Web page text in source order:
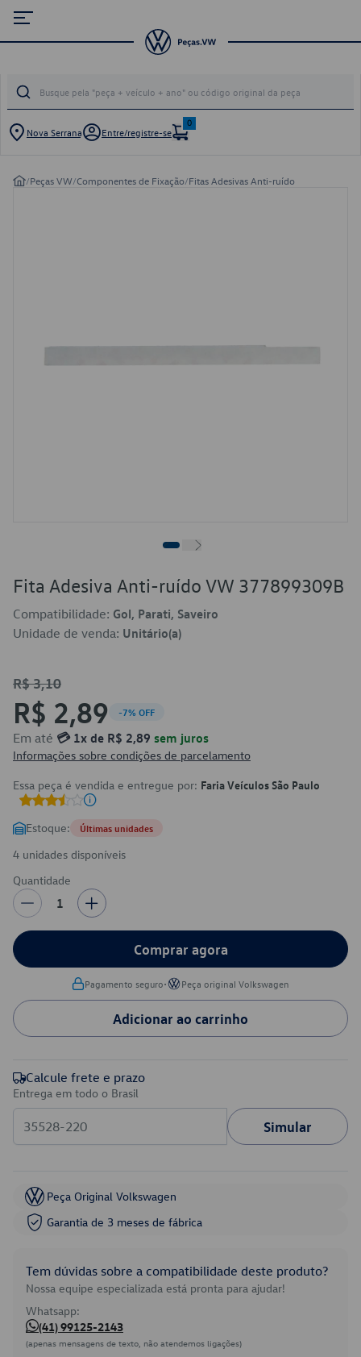
Nova Serrana Entre/registre-se
0
/Peças VW/Componentes de Fixação/Fitas Adesivas Anti-ruído
Fita Adesiva Anti-ruído VW 377899309B
Compatibilidade: Gol, Parati, Saveiro
Unidade de venda: Unitário(a)
R$ 3,10
R$ 2,89 -7% OFF
Em até 💳 1x de R$ 2,89 sem juros
Informações sobre condições de parcelamento
Essa peça é vendida e entregue por: Faria Veículos São Paulo
Estoque: Últimas unidades
4 unidades disponíveis
Quantidade
1
Comprar agora
Pagamento seguro• Peça original Volkswagen
Adicionar ao carrinho
Calcule frete e prazo
Entrega em todo o Brasil
Simular
Peça Original Volkswagen
Garantia de 3 meses de fábrica
Tem dúvidas sobre a compatibilidade deste produto?
Nossa equipe especializada está pronta para ajudar!
Whatsapp:
(41) 99125-2143
(apenas mensagens de texto, não atendemos ligações)